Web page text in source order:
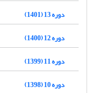
دوره 13 (1401)
دوره 12 (1400)
دوره 11 (1399)
دوره 10 (1398)